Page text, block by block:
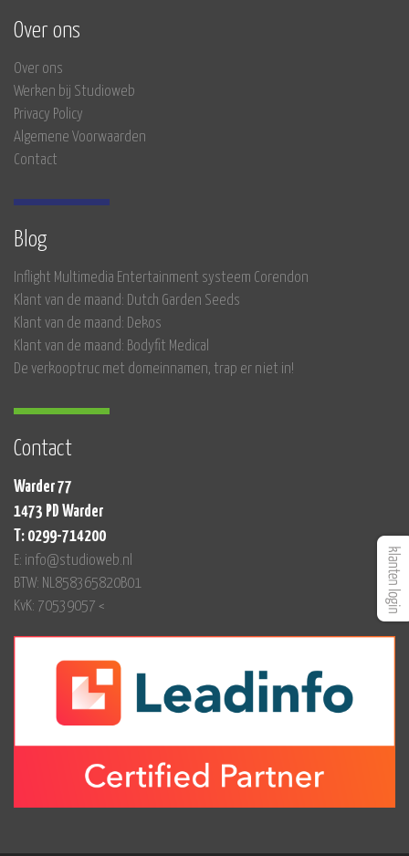
Over ons
Over ons
Werken bij Studioweb
Privacy Policy
Algemene Voorwaarden
Contact
Blog
Inflight Multimedia Entertainment systeem Corendon
Klant van de maand: Dutch Garden Seeds
Klant van de maand: Dekos
Klant van de maand: Bodyfit Medical
De verkooptruc met domeinnamen, trap er niet in!
Contact
Warder 77
1473 PD Warder
T: 0299-714200
E: info@studioweb.nl
BTW: NL858365820B01
KvK: 70539057 <